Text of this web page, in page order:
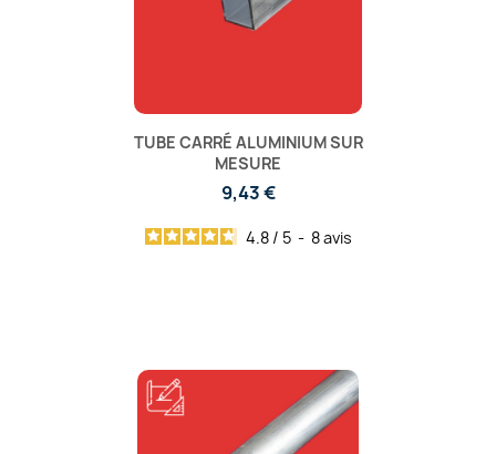
TUBE CARRÉ ALUMINIUM SUR
MESURE
9,43 €
4.8 / 5 - 8avis